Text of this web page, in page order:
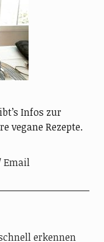
Infos zur
vegane Rezepte.
Email
erkennen